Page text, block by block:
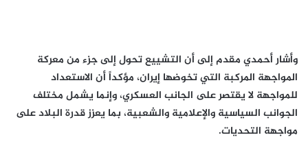
وأشار أحمدي مقدم إلى أن التشييع تحول إلى جزء من معركة
المواجهة المركبة التي تخوضها إيران، مؤكداً أن الاستعداد
للمواجهة لا يقتصر على الجانب العسكري، وإنما يشمل مختلف
الجوانب السياسية والإعلامية والشعبية، بما يعزز قدرة البلاد على
مواجهة التحديات.